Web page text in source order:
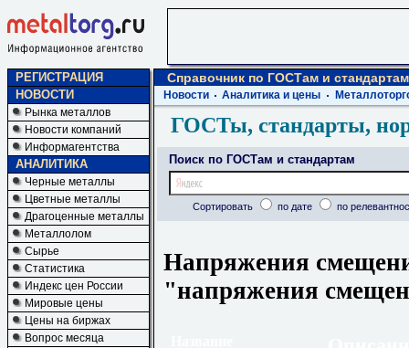
РЕГИСТРАЦИЯ
НОВОСТИ
Рынка металлов
Новости компаний
Информагентства
АНАЛИТИКА
Черные металлы
Цветные металлы
Драгоценные металлы
Металлолом
Сырье
Статистика
Индекс цен России
Мировые цены
Цены на биржах
Вопрос месяца
Справочник по ГОСТам и стандартам
Новости Аналитика и цены
ГОСТы, стандарты,
Поиск по ГОСТам и стандартам
Сортировать по дате по
Напряжения
"напряжения